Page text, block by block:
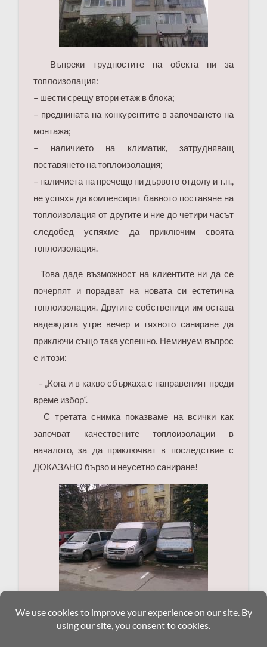
Въпреки трудностите на обекта ни за
топлоизолация:
– шести срещу втори етаж в блока;
– преднината на конкурентите в започването на
монтажа;
– наличието на климатик, затрудняващ
поставянето на топлоизолация;
– наличиета на пречещо ни дървото отдолу и т.н.,
не успяхя да компенсират бавното поставяне на
топлоизолация от другите и ние до четири часът
следобед успяхме да приключим своята
топлоизолация.
Това даде възможност на клиентите ни да се
почерпят и порадват на новата си естетична
топлоизолация. Другите собственици им остава
надеждата утре вечер и тяхното саниране да
приключи също така успешно. Неминуем въпрос
е и този:
– „Кога и в какво сбъркаха с направеният преди
време избор“.
С третата снимка показваме на всички как
започват качествените топлоизолации в
началото, за да приключват в последствие с
ДОКАЗАНО бързо и неусетно саниране!